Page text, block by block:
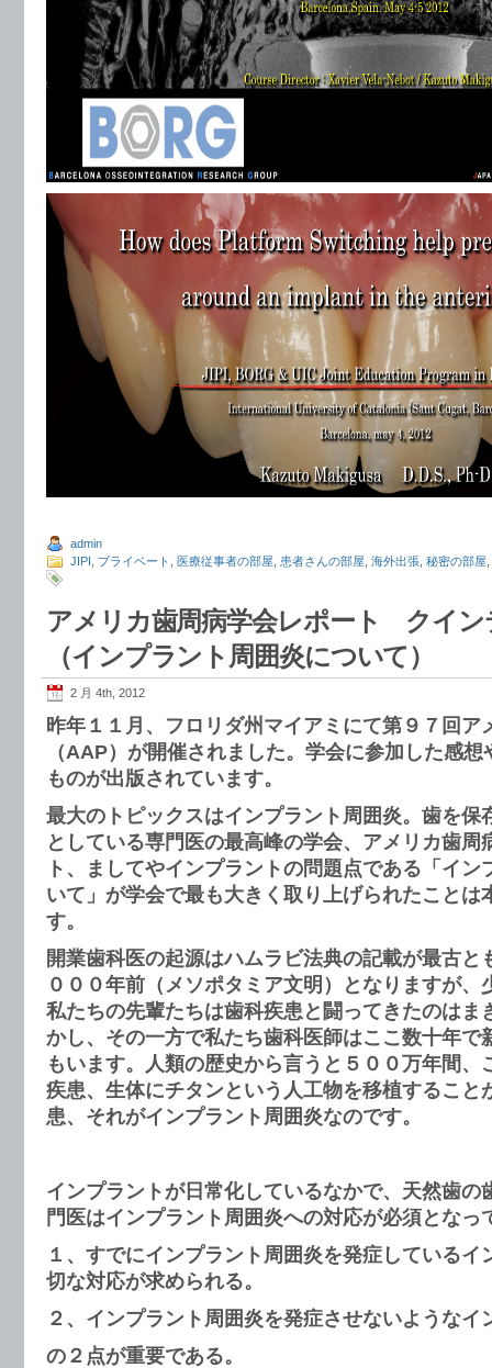
admin
JIPI
プライベート 医療従事者の部屋 患者さんの部屋 海外出張 秘密の部屋
アメリカ歯周病学会レポート クイン
（インプラント周囲炎について）
2 月 4th, 2012
昨年１１月、フロリダ州マイアミにて第９７回ア
（AAP）が開催されました。学会に参加した感
ものが出版されています。
最大のトピックスはインプラント周囲炎。歯を保
としている専門医の最高峰の学会、アメリカ歯周
ト、ましてやインプラントの問題点である「イ
いて」が学会で最も大きく取り上げられたことは
す。
開業歯科医の起源はハムラビ法典の記載が最古と
０００年前（メソポタミア文明）となりますが、
私たちの先輩たちは歯科疾患と闘ってきたのはま
かし、その一方で私たち歯科医師はここ数十年で
もいます。人類の歴史から言うと５００万年間、
疾患、生体にチタンという人工物を移植すること
患、それがインプラント周囲炎なのです。
インプラントが日常化しているなかで、天然歯の
門医はインプラント周囲炎への対応が必須となっ
１、すでにインプラント周囲炎を発症しているイ
切な対応が求められる。
２、インプラント周囲炎を発症させないようなイ
の２点が重要である。